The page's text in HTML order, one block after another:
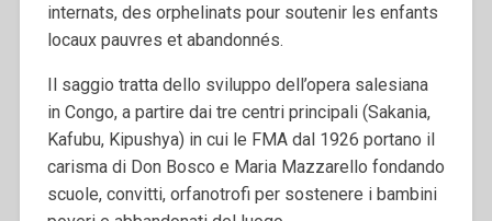
internats, des orphelinats pour soutenir les enfants
locaux pauvres et abandonnés.
Il saggio tratta dello sviluppo dell’opera salesiana
in Congo, a partire dai tre centri principali (Sakania,
Kafubu, Kipushya) in cui le FMA dal 1926 portano il
carisma di Don Bosco e Maria Mazzarello fondando
scuole, convitti, orfanotrofi per sostenere i bambini